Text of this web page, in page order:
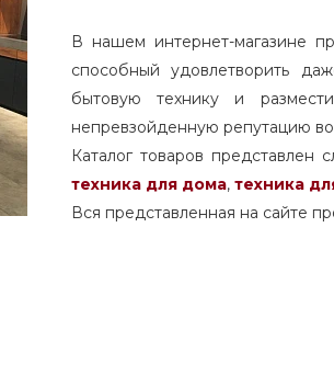
В нашем интернет-магазине
способный удовлетворить
бытовую технику и
непревзойденную репутацию
Каталог товаров представлен
техника для дома, техника
Вся представленная на сайте